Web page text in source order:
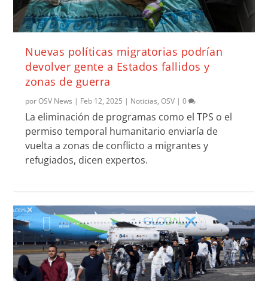
Nuevas políticas migratorias podrían
devolver gente a Estados fallidos y
zonas de guerra
porOSV News | Feb 12, 2025 | Noticias,OSV |0
La eliminación de programas como el TPS o el
permiso temporal humanitario enviaría de
vuelta a zonas de conflicto a migrantes y
refugiados, dicen expertos.